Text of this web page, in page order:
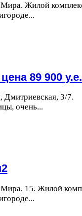
Жилой
89 900 у.е.
Дмитриевская, 3/7.
очень...
15. Жилой